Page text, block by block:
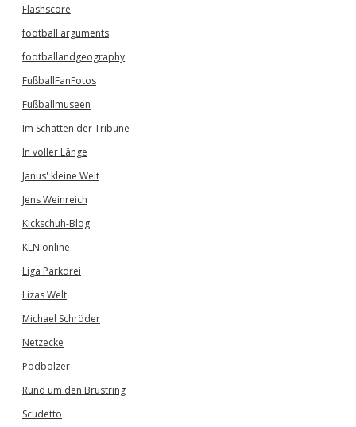
Flashscore
football arguments
footballandgeography
FußballFanFotos
Fußballmuseen
Im Schatten der Tribüne
In voller Länge
Janus' kleine Welt
Jens Weinreich
Kickschuh-Blog
KLN online
Liga Parkdrei
Lizas Welt
Michael Schröder
Netzecke
Podbolzer
Rund um den Brustring
Scudetto